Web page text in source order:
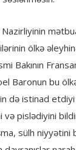
ölkə
Bakının
Baronun bu
də istinad etdiyi
pislədiyini
sülh niyyətini